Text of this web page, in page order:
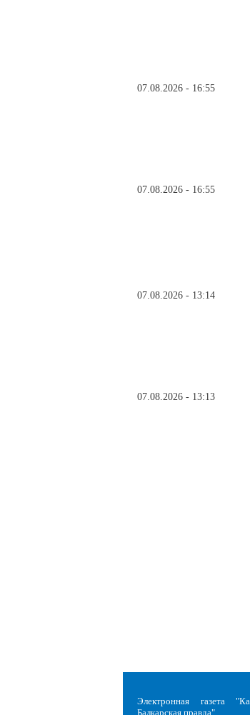
07.08.2026 - 16:55
07.08.2026 - 16:55
07.08.2026 - 13:14
07.08.2026 - 13:13
Электронная газета
Балкарская правда"